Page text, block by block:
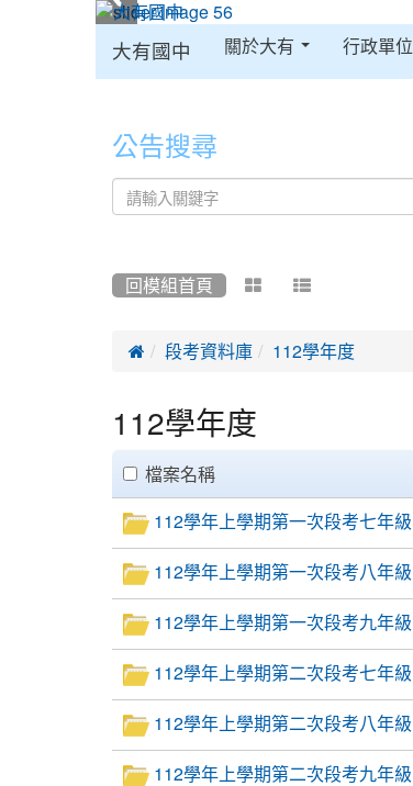
大有國中 關於大有 行政單位
公告搜尋
回模組首頁  
 段考資料庫 112學年度
112學年度
clickAll
檔案名稱
112學年上學期第一次段考七年級
112學年上學期第一次段考八年級
112學年上學期第一次段考九年級
112學年上學期第二次段考七年級
112學年上學期第二次段考八年級
112學年上學期第二次段考九年級